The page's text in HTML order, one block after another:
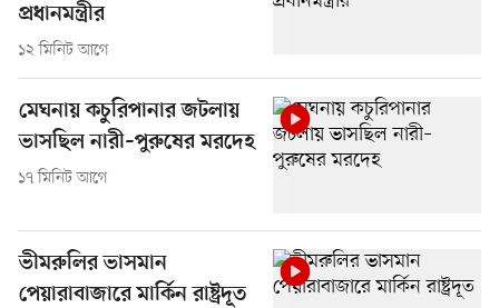
প্রধানমন্ত্রীর
১২ মিনিট আগে
মেঘনায় কচুরিপানার জটলায়
ভাসছিল নারী–পুরুষের মরদেহ
১৭ মিনিট আগে
ভীমরুলির ভাসমান
পেয়ারাবাজারে মার্কিন রাষ্ট্রদূত